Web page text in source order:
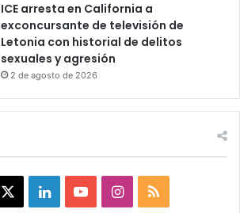
ICE arresta en California a
exconcursante de televisión de
Letonia con historial de delitos
sexuales y agresión
2 de agosto de 2026
L I